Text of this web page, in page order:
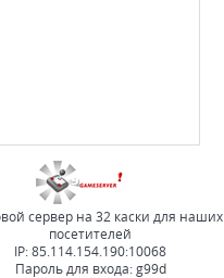
сервер на 32 каски для наших
посетителей
IP: 85.114.154.190:10068
Пароль для входа: g99d